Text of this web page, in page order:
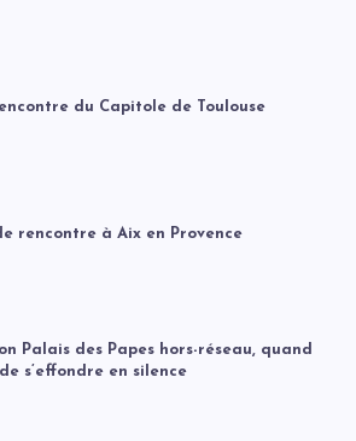
du Capitole de Toulouse
rencontre à Aix en Provence
Palais des Papes hors-réseau, quand
s’effondre en silence